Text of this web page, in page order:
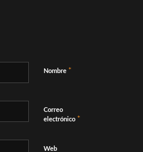
Nombre *
Correo
electrónico *
Web